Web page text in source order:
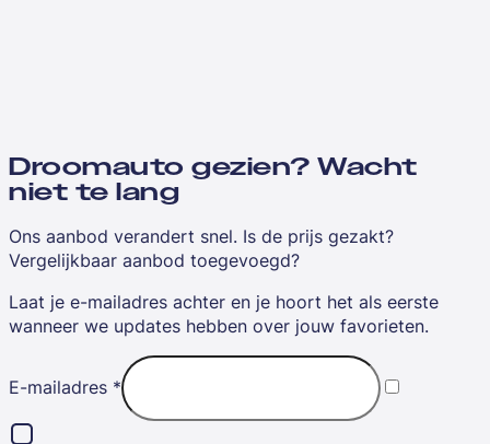
Droomauto gezien? Wacht
niet te lang
Ons aanbod verandert snel. Is de prijs gezakt?
Vergelijkbaar aanbod toegevoegd?
Laat je e-mailadres achter en je hoort het als eerste
wanneer we updates hebben over jouw favorieten.
E-mailadres *